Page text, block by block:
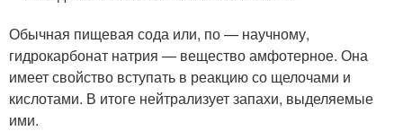
Обычная пищевая сода или, по — научному,
гидрокарбонат натрия — вещество амфотерное. Она
имеет свойство вступать в реакцию со щелочами и
кислотами. В итоге нейтрализует запахи, выделяемые
ими.